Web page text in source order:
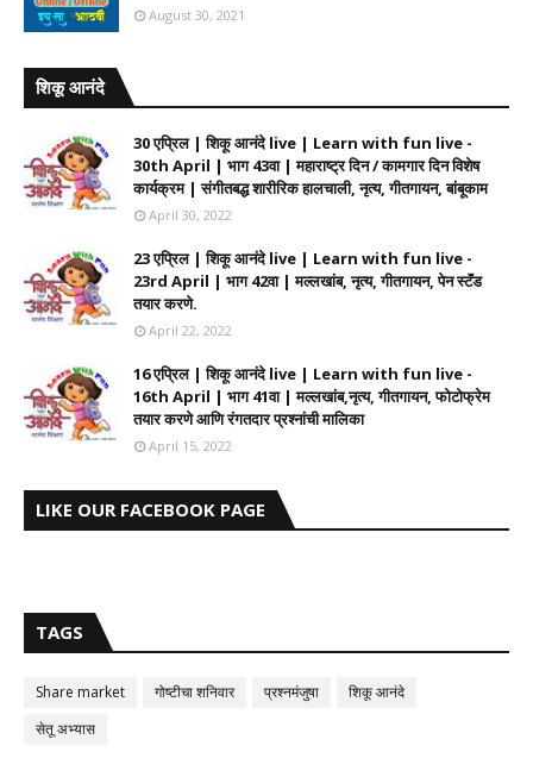
August 30, 2021
शिकू आनंदे
30 एप्रिल | शिकू आनंदे live | Learn with fun live -
30th April | भाग 43वा | महाराष्ट्र दिन / कामगार दिन विशेष
कार्यक्रम | संगीतबद्ध शारीरिक हालचाली, नृत्य, गीतगायन, बांबूकाम
April 30, 2022
23 एप्रिल | शिकू आनंदे live | Learn with fun live -
23rd April | भाग 42वा | मल्लखांब, नृत्य, गीतगायन, पेन स्टॅंड
तयार करणे.
April 22, 2022
16 एप्रिल | शिकू आनंदे live | Learn with fun live -
16th April | भाग 41वा | मल्लखांब,नृत्य, गीतगायन, फोटोफ्रेम
तयार करणे आणि रंगतदार प्रश्नांची मालिका
April 15, 2022
LIKE OUR FACEBOOK PAGE
TAGS
Share market गोष्टीचा शनिवार प्रश्नमंजुषा
शिकू आनंदे
सेतू अभ्यास